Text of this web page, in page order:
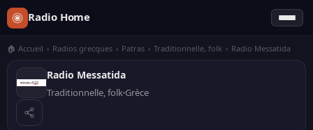
Radio Home
🏠 Accueil › Radios grecques › Patras › Traditionnelle, folk › Radio Messatida
Radio Messatida
Traditionnelle, folk Grèce